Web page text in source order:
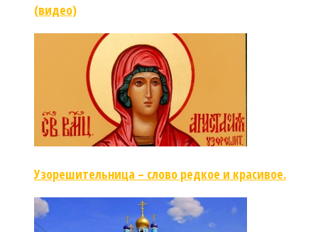
(видео)
Узорешительница – слово редкое и красивое.